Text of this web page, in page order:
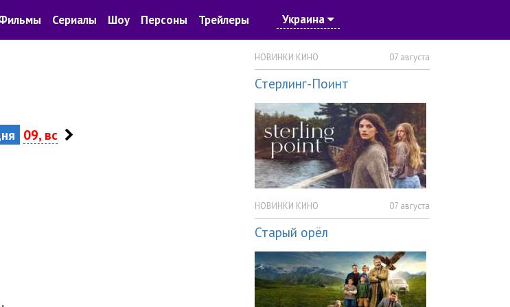
Сериалы Шоу Персоны Трейлеры Украина
09, вс
НОВИНКИ КИНО 07 августа
Стерлинг-Поинт
НОВИНКИ КИНО 07 августа
Старый орёл